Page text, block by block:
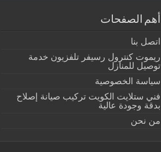
أهم الصفحات
اتصل بنا
ريموت كنترول رسيفر تلفزيون خدمة
توصيل للمنازل
سياسة الخصوصية
فني ستلايت الكويت تركيب صيانة إصلاح
بدقة وجودة عالية
من نحن